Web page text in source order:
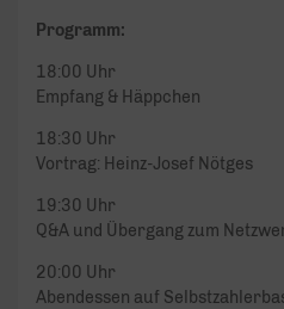
Programm:
18:00 Uhr
Empfang & Häppchen
18:30 Uhr
Vortrag: Heinz-Josef Nötges
19:30 Uhr
Q&A und Übergang zum
20:00 Uhr
Abendessen auf